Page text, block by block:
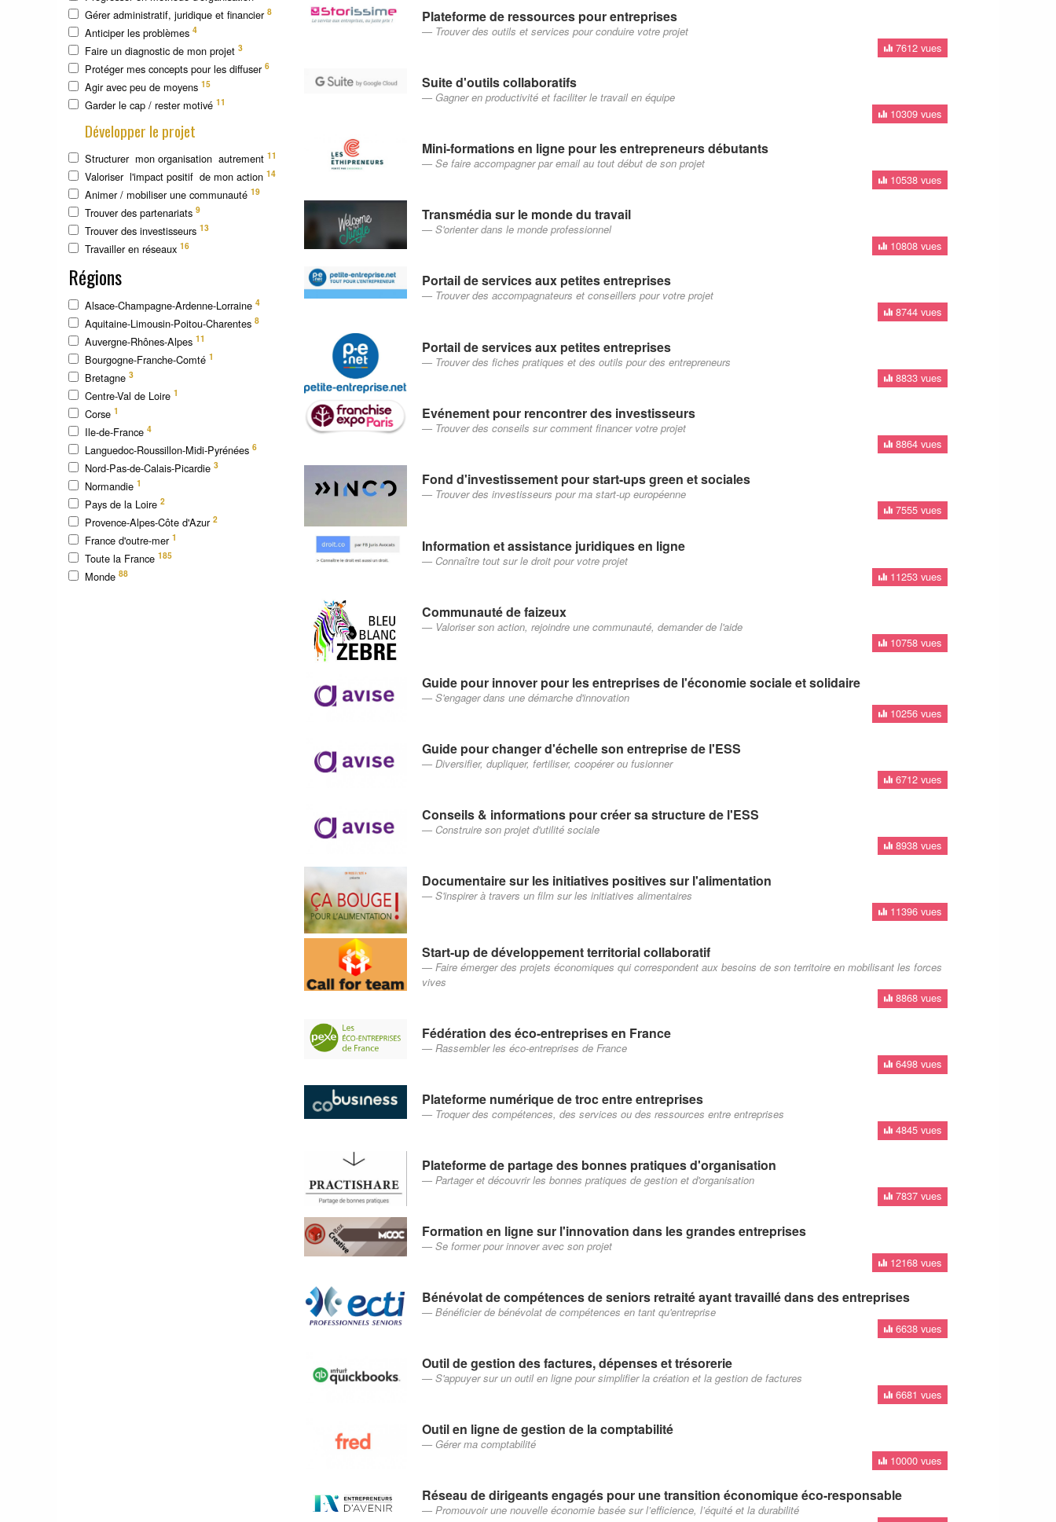
Gérer administratif, juridique et financier 8
Anticiper les problèmes 4
Faire un diagnostic de mon projet 3
Protéger mes concepts pour les diffuser 6
Agir avec peu de moyens 15
Garder le cap / rester motivé 11
Développer le projet
Structurer mon organisation autrement 11
Valoriser l'impact positif de mon action 14
Animer / mobiliser une communauté 19
Trouver des partenariats 9
Trouver des investisseurs 13
Travailler en réseaux 16
Régions
Alsace-Champagne-Ardenne-Lorraine 4
Aquitaine-Limousin-Poitou-Charentes 8
Auvergne-Rhônes-Alpes 11
Bourgogne-Franche-Comté 1
Bretagne 3
Centre-Val de Loire 1
Corse 1
Ile-de-France 4
Languedoc-Roussillon-Midi-Pyrénées 6
Nord-Pas-de-Calais-Picardie 3
Normandie 1
Pays de la Loire 2
Provence-Alpes-Côte d'Azur 2
France d'outre-mer 1
Toute la France 185
Monde 88
Plateforme de ressources pour entreprises
Trouver des outils et services pour conduire votre projet
7612 vues
Suite d'outils collaboratifs
Gagner en productivité et faciliter le travail en équipe
10309 vues
Mini-formations en ligne pour les entrepreneurs débutants
Se faire accompagner par email au tout début de son projet
10538 vues
Transmédia sur le monde du travail
S'orienter dans le monde professionnel
10808 vues
Portail de services aux petites entreprises
Trouver des accompagnateurs et conseillers pour votre projet
8744 vues
Portail de services aux petites entreprises
Trouver des fiches pratiques et des outils pour des entrepreneurs
8833 vues
Evénement pour rencontrer des investisseurs
Trouver des conseils sur comment financer votre projet
8864 vues
Fond d'investissement pour start-ups green et sociales
Trouver des investisseurs pour ma start-up européenne
7555 vues
Information et assistance juridiques en ligne
Connaître tout sur le droit pour votre projet
11253 vues
Communauté de faizeux
Valoriser son action, rejoindre une communauté, demander de l'aide
10758 vues
Guide pour innover pour les entreprises de l'économie sociale et solidaire
S'engager dans une démarche d'innovation
10256 vues
Guide pour changer d'échelle son entreprise de l'ESS
Diversifier, dupliquer, fertiliser, coopérer ou fusionner
6712 vues
Conseils & informations pour créer sa structure de l'ESS
Construire son projet d'utilité sociale
8938 vues
Documentaire sur les initiatives positives sur l'alimentation
S'inspirer à travers un film sur les initiatives alimentaires
11396 vues
Start-up de développement territorial collaboratif
Faire émerger des projets économiques qui correspondent aux besoins de son territoire en mobilisant les forces
vives
8868 vues
Fédération des éco-entreprises en France
Rassembler les éco-entreprises de France
6498 vues
Plateforme numérique de troc entre entreprises
Troquer des compétences, des services ou des ressources entre entreprises
4845 vues
Plateforme de partage des bonnes pratiques d'organisation
Partager et découvrir les bonnes pratiques de gestion et d'organisation
7837 vues
Formation en ligne sur l'innovation dans les grandes entreprises
Se former pour innover avec son projet
12168 vues
Bénévolat de compétences de seniors retraité ayant travaillé dans des entreprises
Bénéficier de bénévolat de compétences en tant qu'entreprise
6638 vues
Outil de gestion des factures, dépenses et trésorerie
S'appuyer sur un outil en ligne pour simplifier la création et la gestion de factures
6681 vues
Outil en ligne de gestion de la comptabilité
Gérer ma comptabilité
10000 vues
Réseau de dirigeants engagés pour une transition économique éco-responsable
Promouvoir une nouvelle économie basée sur l’efficience, l’équité et la durabilité